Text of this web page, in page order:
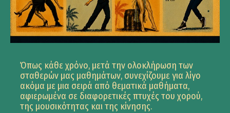
Όπως κάθε χρόνο, μετά την ολοκλήρωση των
σταθερών μας μαθημάτων, συνεχίζουμε για λίγο
ακόμα με μια σειρά από θεματικά μαθήματα,
αφιερωμένα σε διαφορετικές πτυχές του χορού,
της μουσικότητας και της κίνησης.